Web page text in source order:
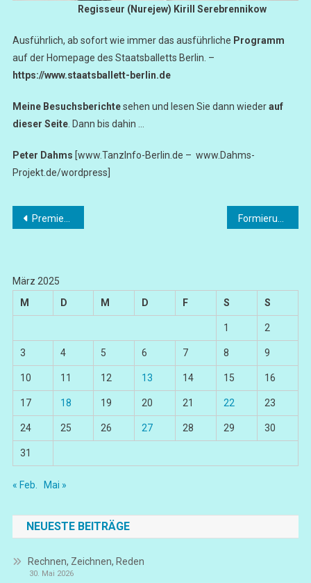
Regisseur (Nurejew) Kirill Serebrennikow
Ausführlich, ab sofort wie immer das ausführliche Programm
auf der Homepage des Staatsballetts Berlin. –
https://www.staatsballett-berlin.de
Meine Besuchsberichtesehen und lesen Sie dann wiederauf
dieser Seite. Dann bis dahin …
Peter Dahms [www.TanzInfo-Berlin.de – www.Dahms-
Projekt.de/wordpress]
Beitragsnavigation
Premiere „Ein Sommernachtstraum“
März 2025
M
D M D F S S
1 2
3 4 5 6 7 8 9
10 11 12 13 14 15 16
17 18 19 20 21 22 23
24 25 26 27 28 29 30
31
« Feb. Mai »
NEUESTE BEITRÄGE
Rechnen, Zeichnen, Reden
30. Mai 2026